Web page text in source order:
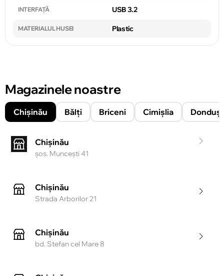
INTERFAȚĂ USB 3.2
MATERIALUL HUSEI Plastic
Magazinele noastre
Chișinău Bălți Briceni Cimișlia
Chișinău
şos. Munceşti 41
Chișinău
Strada Arborilor 21
Chișinău
bd. Stefan cel Mare 8